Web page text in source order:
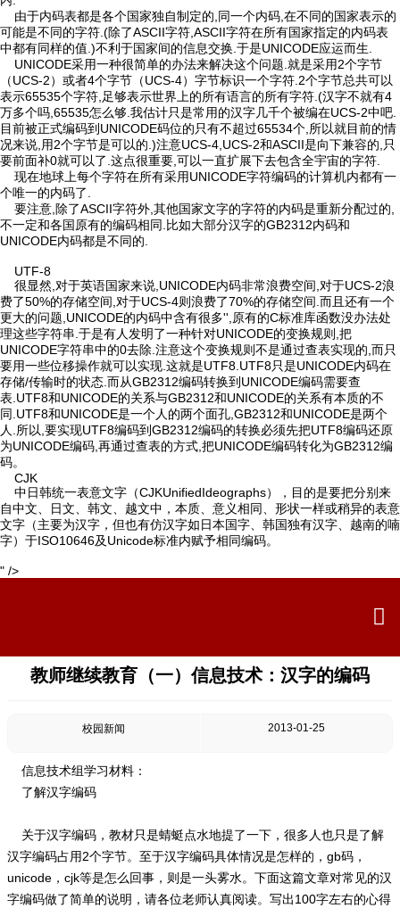
由于内码表都是各个国家独自制定的,同一个内码,在不同的国家表示的
可能是不同的字符.(除了ASCII字符,ASCII字符在所有国家指定的内码表
中都有同样的值.)不利于国家间的信息交换.于是UNICODE应运而生.
UNICODE采用一种很简单的办法来解决这个问题.就是采用2个字节
（UCS-2）或者4个字节（UCS-4）字节标识一个字符.2个字节总共可以
表示65535个字符,足够表示世界上的所有语言的所有字符.(汉字不就有4
万多个吗,65535怎么够.我估计只是常用的汉字几千个被编在UCS-2中吧.
目前被正式编码到UNICODE码位的只有不超过65534个,所以就目前的情
况来说,用2个字节是可以的.)注意UCS-4,UCS-2和ASCII是向下兼容的,只
要前面补0就可以了.这点很重要,可以一直扩展下去包含全宇宙的字符.
现在地球上每个字符在所有采用UNICODE字符编码的计算机内都有一
个唯一的内码了.
要注意,除了ASCII字符外,其他国家文字的字符的内码是重新分配过的,
不一定和各国原有的编码相同.比如大部分汉字的GB2312内码和
UNICODE内码都是不同的.
UTF-8
很显然,对于英语国家来说,UNICODE内码非常浪费空间,对于UCS-2浪
费了50%的存储空间,对于UCS-4则浪费了70%的存储空间.而且还有一个
更大的问题,UNICODE的内码中含有很多'',原有的C标准库函数没办法处
理这些字符串.于是有人发明了一种针对UNICODE的变换规则,把
UNICODE字符串中的0去除.注意这个变换规则不是通过查表实现的,而只
要用一些位移操作就可以实现.这就是UTF8.UTF8只是UNICODE内码在
存储/传输时的状态.而从GB2312编码转换到UNICODE编码需要查
表.UTF8和UNICODE的关系与GB2312和UNICODE的关系有本质的不
同.UTF8和UNICODE是一个人的两个面孔,GB2312和UNICODE是两个
人.所以,要实现UTF8编码到GB2312编码的转换必须先把UTF8编码还原
为UNICODE编码,再通过查表的方式,把UNICODE编码转化为GB2312编
码。
CJK
中日韩统一表意文字（CJKUnifiedIdeographs），目的是要把分别来
自中文、日文、韩文、越文中，本质、意义相同、形状一样或稍异的表意
文字（主要为汉字，但也有仿汉字如日本国字、韩国独有汉字、越南的喃
字）于ISO10646及Unicode标准内赋予相同编码。
" />

教师继续教育（一）信息技术：汉字的编码
校园新闻 2013-01-25
信息技术组学习材料：
了解汉字编码
关于汉字编码，教材只是蜻蜓点水地提了一下，很多人也只是了解
汉字编码占用2个字节。至于汉字编码具体情况是怎样的，gb码，
unicode，cjk等是怎么回事，则是一头雾水。下面这篇文章对常见的汉
字编码做了简单的说明，请各位老师认真阅读。写出100字左右的心得